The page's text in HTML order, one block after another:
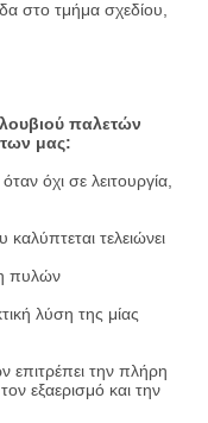
στο τμήμα σχεδίου,
παλετών
μας:
όχι σε λειτουργία,
τελειώνει
πυλών
λύση της μίας
επιτρέπει την πλήρη
εξαερισμό και την